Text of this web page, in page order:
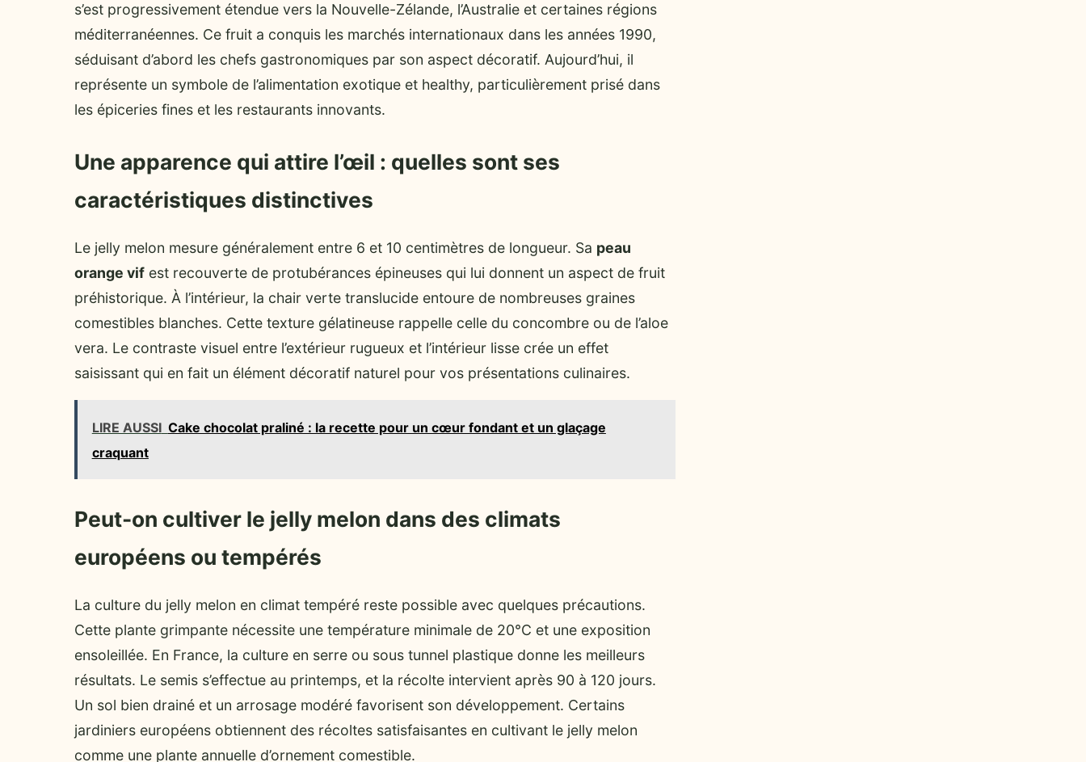
s’est progressivement étendue vers la Nouvelle-Zélande, l’Australie et certaines régions
méditerranéennes. Ce fruit a conquis les marchés internationaux dans les années 1990,
séduisant d’abord les chefs gastronomiques par son aspect décoratif. Aujourd’hui, il
représente un symbole de l’alimentation exotique et healthy, particulièrement prisé dans
les épiceries fines et les restaurants innovants.
Une apparence qui attire l’œil : quelles sont ses
caractéristiques distinctives
Le jelly melon mesure généralement entre 6 et 10 centimètres de longueur. Sa peau
orange vif est recouverte de protubérances épineuses qui lui donnent un aspect de fruit
préhistorique. À l’intérieur, la chair verte translucide entoure de nombreuses graines
comestibles blanches. Cette texture gélatineuse rappelle celle du concombre ou de l’aloe
vera. Le contraste visuel entre l’extérieur rugueux et l’intérieur lisse crée un effet
saisissant qui en fait un élément décoratif naturel pour vos présentations culinaires.
LIRE AUSSI Cake chocolat praliné : la recette pour un cœur fondant et un glaçage
craquant
Peut-on cultiver le jelly melon dans des climats
européens ou tempérés
La culture du jelly melon en climat tempéré reste possible avec quelques précautions.
Cette plante grimpante nécessite une température minimale de 20°C et une exposition
ensoleillée. En France, la culture en serre ou sous tunnel plastique donne les meilleurs
résultats. Le semis s’effectue au printemps, et la récolte intervient après 90 à 120 jours.
Un sol bien drainé et un arrosage modéré favorisent son développement. Certains
jardiniers européens obtiennent des récoltes satisfaisantes en cultivant le jelly melon
comme une plante annuelle d’ornement comestible.